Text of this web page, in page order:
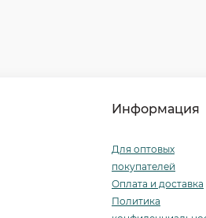
Информация
Для оптовых
покупателей
Оплата и доставка
Политика